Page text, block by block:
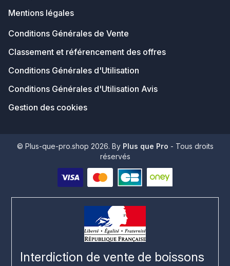
Mentions légales
Conditions Générales de Vente
Classement et référencement des offres
Conditions Générales d'Utilisation
Conditions Générales d'Utilisation Avis
Gestion des cookies
© Plus-que-pro.shop 2026. By Plus que Pro - Tous droits
réservés
Interdiction de vente de boissons